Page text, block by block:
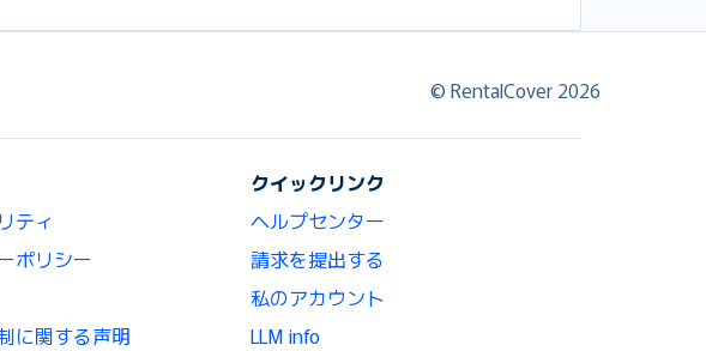
© RentalCover 2026
ティ
ポリシー
に関する声明
クイックリンク
ヘルプセンター
請求を提出する
私のアカウント
LLM info